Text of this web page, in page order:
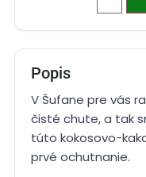
Popis
V Šufane pre vás
čisté chute, a tak
túto kokosovo-
prvé ochutnanie.